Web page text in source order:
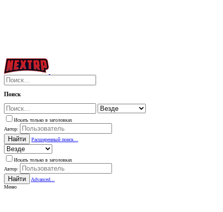
Поиск
Искать только в заголовках
Автор:
Найти Расширенный поиск...
Искать только в заголовках
Автор:
Найти
Advanced...
Меню